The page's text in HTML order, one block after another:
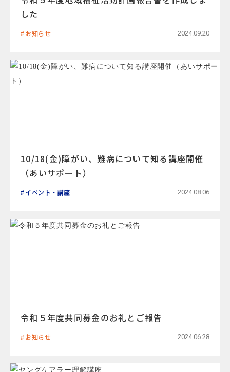
した
お知らせ 2024.09.20
10/18(金)障がい、難病について知る講座開催
（あいサポート）
イベント・講座 2024.08.06
令和５年度共同募金のお礼とご報告
お知らせ 2024.06.28